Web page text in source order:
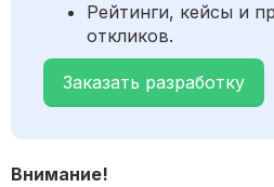
Рейтинги, кейсы и
откликов.
Заказать разработку
Внимание!